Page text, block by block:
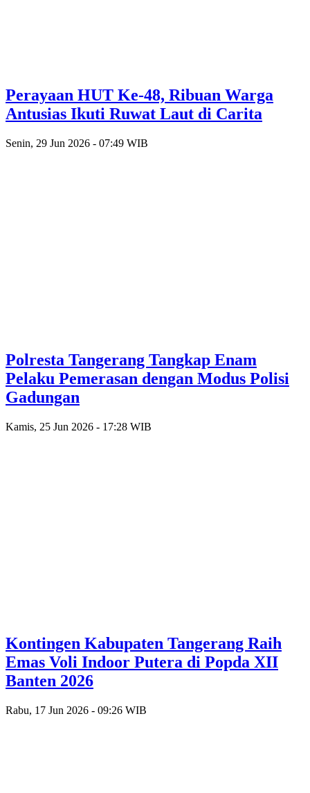
Perayaan HUT Ke-48, Ribuan Warga
Antusias Ikuti Ruwat Laut di Carita
Senin, 29 Jun 2026 - 07:49 WIB
Polresta Tangerang Tangkap Enam
Pelaku Pemerasan dengan Modus Polisi
Gadungan
Kamis, 25 Jun 2026 - 17:28 WIB
Kontingen Kabupaten Tangerang Raih
Emas Voli Indoor Putera di Popda XII
Banten 2026
Rabu, 17 Jun 2026 - 09:26 WIB